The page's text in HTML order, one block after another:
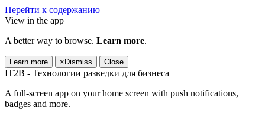
Перейти к содержанию
View in the app
A better way to browse. Learn more.
Learn more × Dismiss Close
IT2B - Технологии разведки для бизнеса
A full-screen app on your home screen with push notifications,
badges and more.